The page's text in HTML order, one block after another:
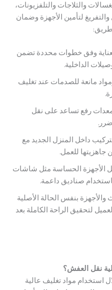
والتلفزيونات،
الأجهزة وضمان
خطوات محددة تضمن
للصدمات عند تغليف
تساعد على نقل
المنزل الجديد مع
للعمل.
الحساسة مثل شاشات
صناديق داعمة.
بنفس الحالة الأصلية
الراحة الكاملة بعد
مواد تغليف عالية